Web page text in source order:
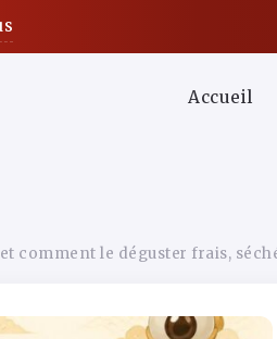
Accueil
comment le déguster frais,